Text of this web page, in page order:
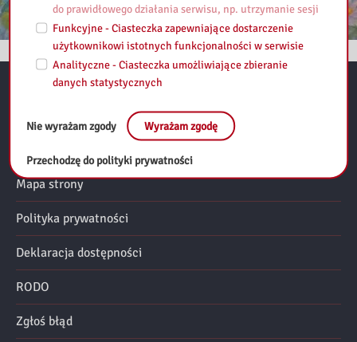
Mapa strony
Polityka prywatności
Deklaracja dostępności
RODO
Zgłoś błąd
do prawidłowego działania serwisu, np. utrzymanie sesji
Funkcyjne - Ciasteczka zapewniające dostarczenie
użytkownikowi istotnych funkcjonalności w serwisie
Analityczne - Ciasteczka umożliwiające zbieranie
danych statystycznych
Nie wyrażam zgody Wyrażam zgodę
Przechodzę do polityki prywatności